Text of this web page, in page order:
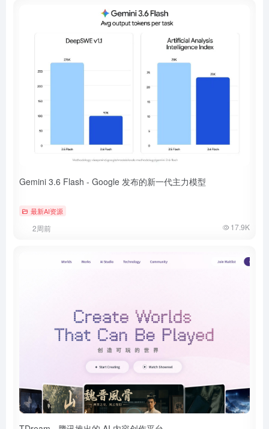
Gemini 3.6 Flash - Google 发布的新一代主力模型
最新AI资源
2周前 17.9K